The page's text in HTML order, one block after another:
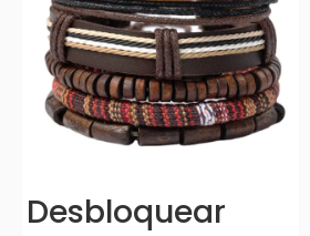
Desbloquear